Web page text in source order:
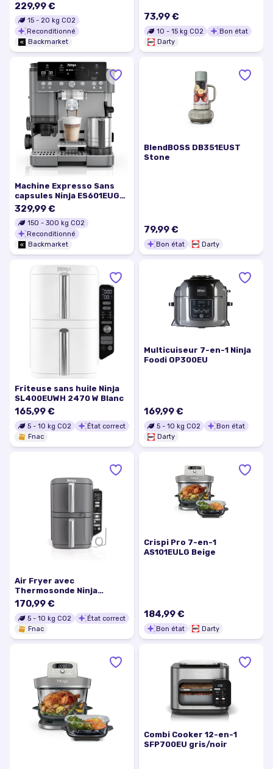
229,99 €
15 - 20 kg CO2
Reconditionné
Backmarket
73,99 €
10 - 15 kg CO2
Bon état
Darty
Machine Expresso Sans
capsules Ninja ES601EUGM
2,0000L - Gris metalise
329,99 €
150 - 300 kg CO2
Reconditionné
Backmarket
BlendBOSS DB351EUST
Stone
79,99 €
Bon état Darty
Friteuse sans huile Ninja
SL400EUWH 2470 W Blanc
165,99 €
5 - 10 kg CO2
État correct
Fnac
Multicuiseur 7-en-1 Ninja
Foodi OP300EU
169,99 €
5 - 10 kg CO2
Bon état
Darty
Air Fryer avec
Thermosonde Ninja
Double Stack XL SL451EU
9,5 L Gris
170,99 €
5 - 10 kg CO2
État correct
Fnac
Crispi Pro 7-en-1
AS101EULG Beige
184,99 €
Bon état Darty
Combi Cooker 12-en-1
SFP700EU gris/noir